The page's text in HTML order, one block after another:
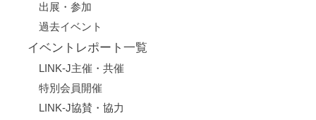
出展・参加
過去イベント
イベントレポート一覧
LINK-J主催・共催
特別会員開催
LINK-J協賛・協力